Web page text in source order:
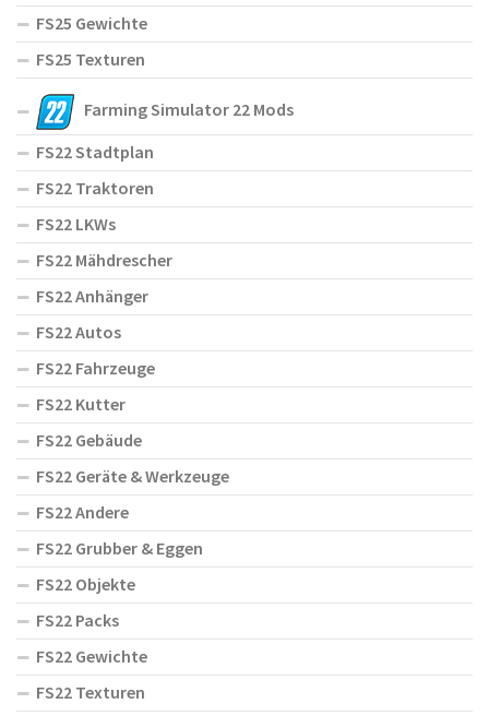
FS25 Gewichte
FS25 Texturen
Farming Simulator 22 Mods
FS22 Stadtplan
FS22 Traktoren
FS22 LKWs
FS22 Mähdrescher
FS22 Anhänger
FS22 Autos
FS22 Fahrzeuge
FS22 Kutter
FS22 Gebäude
FS22 Geräte & Werkzeuge
FS22 Andere
FS22 Grubber & Eggen
FS22 Objekte
FS22 Packs
FS22 Gewichte
FS22 Texturen